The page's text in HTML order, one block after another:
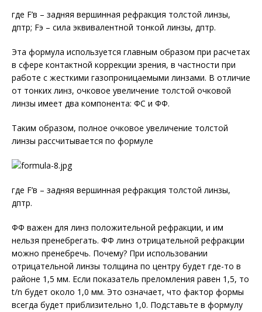
где F’в – задняя вершинная рефракция толстой линзы,
дптр; Fэ – сила эквивалентной тонкой линзы, дптр.
Эта формула используется главным образом при расчетах
в сфере контактной коррекции зрения, в частности при
работе с жесткими газопроницаемыми линзами. В отличие
от тонких линз, очковое увеличение толстой очковой
линзы имеет два компонента: ФС и ФФ.
Таким образом, полное очковое увеличение толстой
линзы рассчитывается по формуле
где F’в – задняя вершинная рефракция толстой линзы,
дптр.
ФФ важен для линз положительной рефракции, и им
нельзя пренебрегать. ФФ линз отрицательной рефракции
можно пренебречь. Почему? При использовании
отрицательной линзы толщина по центру будет где-то в
районе 1,5 мм. Если показатель преломления равен 1,5, то
t/n будет около 1,0 мм. Это означает, что фактор формы
все­гда будет приблизительно 1,0. Подставьте в формулу